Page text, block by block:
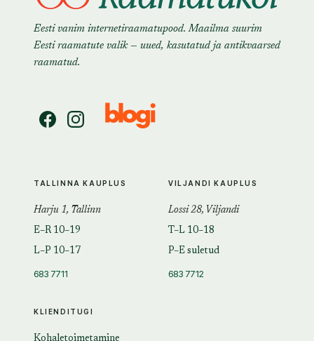
Eesti vanim internetiraamatupood. Maailma suurim
Eesti raamatute valik — uued, kasutatud ja antikvaarsed
raamatud.
KLIENDITUGI
TALLINNA KAUPLUS
Harju 1, Tallinn
E–R 10–19
L–P 10–17
683 7711
VILJANDI KAUPLUS
Lossi 28, Viljandi
T–L 10–18
P–E suletud
683 7712